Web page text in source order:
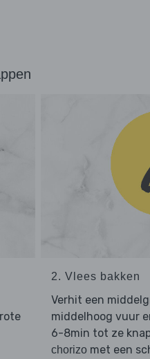
2. Vlees bakken
Verhit een
middelhoog vuur
6-8min tot ze
chorizomet een